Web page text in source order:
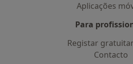
Aplicações
Para
Registar
Contacto